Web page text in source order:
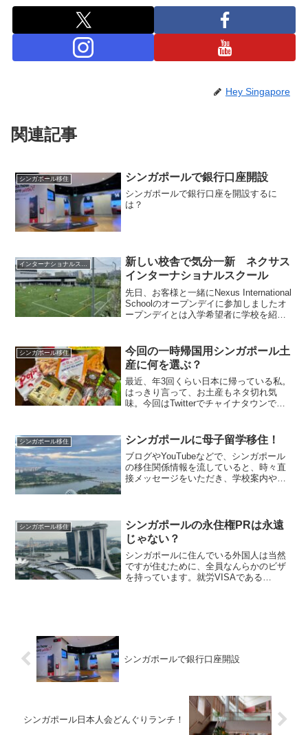
Hey Singapore
関連記事
シンガポール移住 シンガポールで銀行口座開設
シンガポールで銀行口座を開設するに
は？
新しい校舎で気分一新 ネクサス
インターナショナルスクール
先日、お客様と一緒にNexus International
Schoolのオープンデイに参加しましたオ
ープンデイとは入学希望者に学校を紹介
に連絡をしてアポを取ると担当の...
シンガポール移住
今回の一時帰国用シンガポール土
産に何を選ぶ？
最近、年3回くらい日本に帰っている私。
はっきり言って、お土産もネタ切れ気
味。今回はTwitterでチャイナタウンで買
ーのギフトバッグに詰めて、お土産にし
ようと思いつきま...
シンガポール移住 シンガポールに母子留学移住！
ブログやYouTubeなどで、シンガポール
の移住関係情報を流していると、時々直
接メッセージをいただき、学校案内やオ
あある程度まではタ...
シンガポール移住
シンガポールの永住権PRは永遠
じゃない？
シンガポールに住んでいる外国人は当然
ですが住むために、全員なんらかのビザ
を持っています。就労VISAである
シンガポールで銀行口座開設
シンガポール日本人会どんぐりランチ！